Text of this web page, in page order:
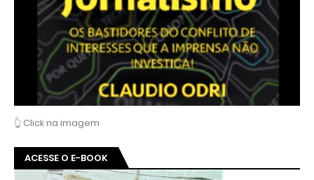
👆 Click na imagem
ACESSE O E-BOOK